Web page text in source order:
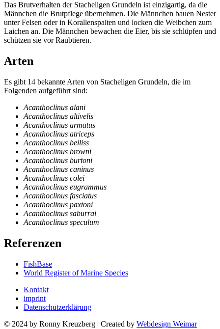
Das Brutverhalten der Stacheligen Grundeln ist einzigartig, da die
Männchen die Brutpflege übernehmen. Die Männchen bauen Nester
unter Felsen oder in Korallenspalten und locken die Weibchen zum
Laichen an. Die Männchen bewachen die Eier, bis sie schlüpfen und
schützen sie vor Raubtieren.
Arten
Es gibt 14 bekannte Arten von Stacheligen Grundeln, die im
Folgenden aufgeführt sind:
Acanthoclinus alani
Acanthoclinus altivelis
Acanthoclinus armatus
Acanthoclinus atriceps
Acanthoclinus beiliss
Acanthoclinus browni
Acanthoclinus burtoni
Acanthoclinus caninus
Acanthoclinus colei
Acanthoclinus eugrammus
Acanthoclinus fasciatus
Acanthoclinus paxtoni
Acanthoclinus saburrai
Acanthoclinus speculum
Referenzen
FishBase
World Register of Marine Species
Kontakt
imprint
Datenschutzerklärung
© 2024 by Ronny Kreuzberg | Created by Webdesign Weimar